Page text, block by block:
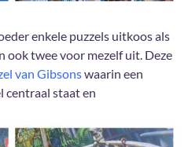
enkele puzzels uitkoos als
ook twee voor mezelf uit. Deze
van Gibsonswaarin een
centraal staat en